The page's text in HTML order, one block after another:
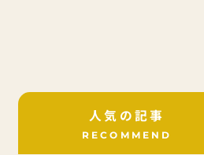
人気の記事
RECOMMEND